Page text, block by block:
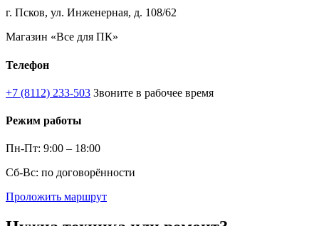
г. Псков, ул. Инженерная, д. 108/62
Магазин «Все для ПК»
Телефон
+7 (8112) 233-503 Звоните в рабочее время
Режим работы
Пн-Пт: 9:00 – 18:00
Сб-Вс: по договорённости
Проложить маршрут